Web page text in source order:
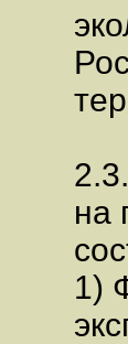
на
1)